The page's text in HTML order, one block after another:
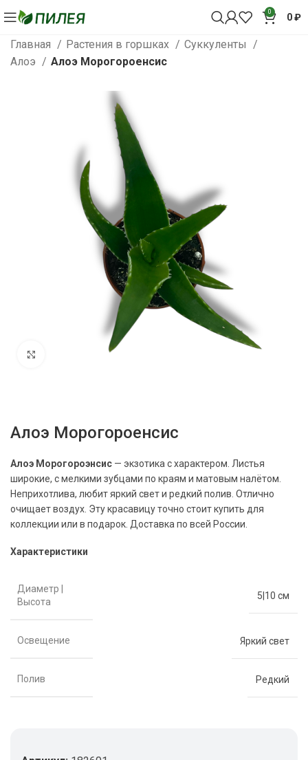
0 0₽
Главная Растения в горшках
Суккуленты
Алоэ
Алоэ Морогороенсис
Нажмите, чтобы увеличить
Алоэ Морогороенсис
Алоэ Морогороэнсис — экзотика с характером. Листья
широкие, с мелкими зубцами по краям и матовым налётом.
Неприхотлива, любит яркий свет и редкий полив. Отлично
очищает воздух. Эту красавицу точно стоит купить для
коллекции или в подарок. Доставка по всей России.
Характеристики
Диаметр |
Высота
5|10 см
Освещение Яркий свет
Полив Редкий